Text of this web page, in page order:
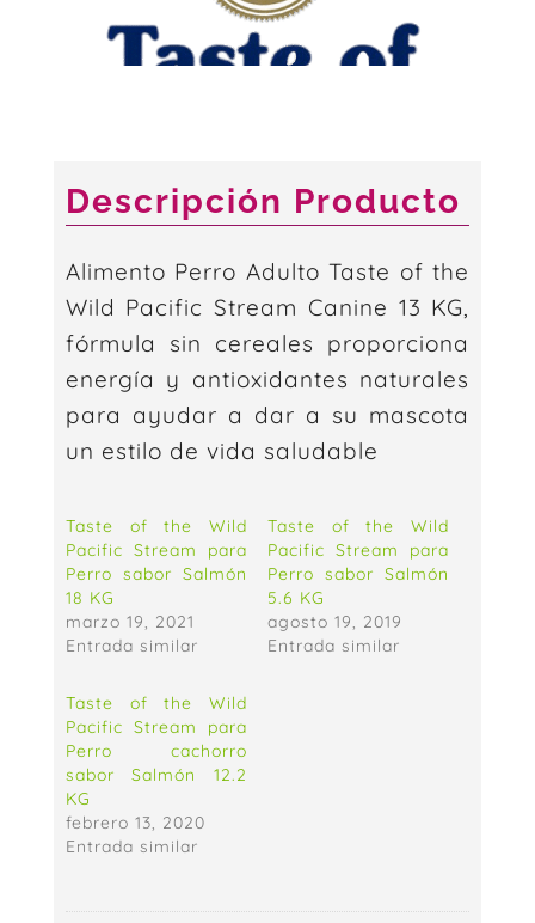
Perro
cantidad
Descripción Producto
Alimento Perro Adulto Taste of the
Wild Pacific Stream Canine 13 KG,
fórmula sin cereales proporciona
energía y antioxidantes naturales
para ayudar a dar a su mascota
un estilo de vida saludable
Taste of the Wild
Pacific Stream para
Perro sabor Salmón
18 KG
marzo 19, 2021
Entrada similar
Taste of the Wild
Pacific Stream para
Perro sabor Salmón
5.6 KG
agosto 19, 2019
Entrada similar
Taste of the Wild
Pacific Stream para
Perro cachorro
sabor Salmón 12.2
KG
febrero 13, 2020
Entrada similar